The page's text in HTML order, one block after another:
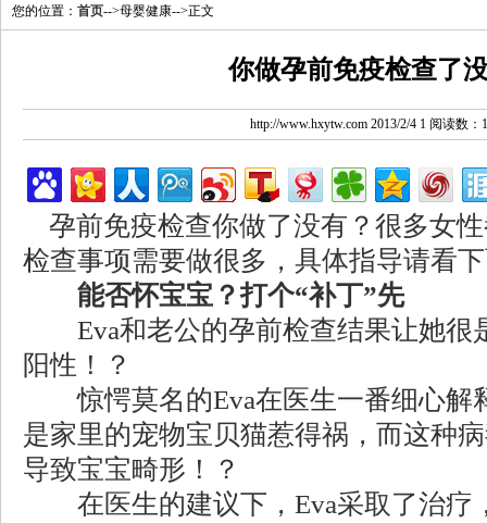
您的位置： 首页-->母婴健康-->正文
你做孕前免疫检查了
http://www.hxytw.com 2013/2/4 1 阅读数：
孕前免疫检查你做了没有？很多女
检查事项需要做很多，具体指导请看
能否怀宝宝？打个“补丁”先
Eva和老公的孕前检查结果让她很
阳性！？
惊愕莫名的Eva在医生一番细心解
是家里的宠物宝贝猫惹得祸，而这种
导致宝宝畸形！？
在医生的建议下，Eva采取了治疗